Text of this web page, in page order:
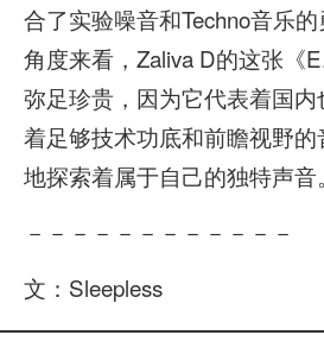
合了实验噪音和Techno音乐
角度来看，Zaliva D的这张《
弥足珍贵，因为它代表着国
着足够技术功底和前瞻视野
地探索着属于自己的独特声音。
－－－－－－－－－－－－
文：Sleepless